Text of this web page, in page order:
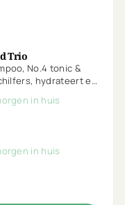
Trio
No.4 tonic &
hydrateert en
in huis
in huis